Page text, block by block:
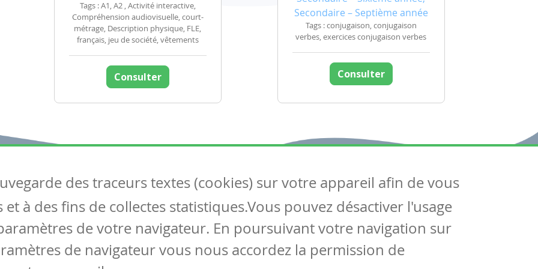
Tags : A1, A2 , Activité interactive,
Compréhension audiovisuelle, court-
métrage, Description physique, FLE,
français, jeu de société, vêtements
Consulter
Secondaire – Septième année
Tags : conjugaison, conjugaison
verbes, exercices conjugaison verbes
Consulter
Articles
Tous les articles
Articles DYS
Circulaires
Suivez-nous
Contactez-nous
Soutien scolaire
des traceurs textes (cookies) sur votre appareil afin de vous
à des fins de collectes statistiques.Vous pouvez désactiver l'usage
de votre navigateur. En poursuivant votre navigation sur
de navigateur vous nous accordez la permission de